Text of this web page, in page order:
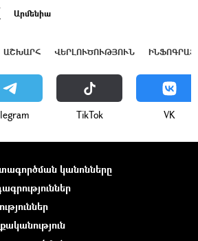
Արմենիա
ԱՇԽԱՐՀ ՎԵՐԼՈՒԾՈՒԹՅՈՒՆ
ТikТоk VK
կանոնները